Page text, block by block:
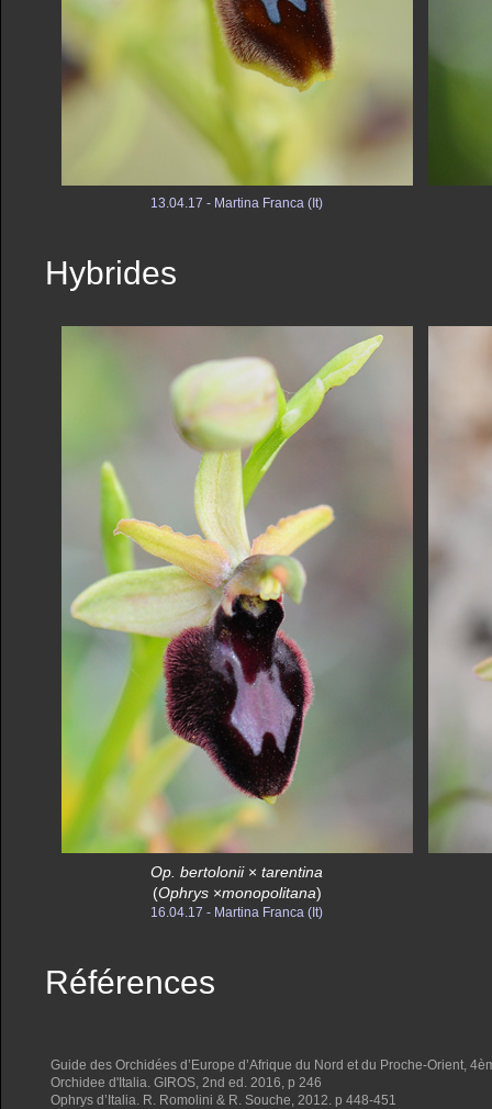
13.04.17 - Martina Franca (It)
Hybrides
Op. bertolonii × tarentina
(Ophrys ×monopolitana)
16.04.17 - Martina Franca (It)
Références
Guide des Orchidées d’Europe d’Afrique du Nord et du Proche-Orient,
Orchidee d'Italia. GIROS, 2nd ed. 2016, p 246
Ophrys d’Italia. R. Romolini & R. Souche, 2012. p 448-451